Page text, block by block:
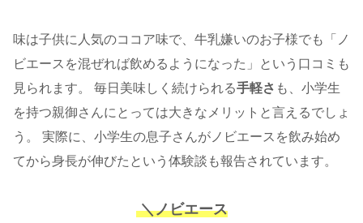
味は子供に人気のココア味で、牛乳嫌いのお子様でも「ノ
ビエースを混ぜれば飲めるようになった」という口コミも
見られます。 毎日美味しく続けられる手軽さ も、小学生
を持つ親御さんにとっては大きなメリットと言えるでしょ
う。 実際に、小学生の息子さんがノビエースを飲み始め
てから身長が伸びたという体験談も報告されています。
＼ノビエース